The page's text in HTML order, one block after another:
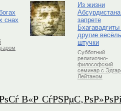
снах
Из жизни
запрете
Бхагавадгиты
другие
штучки
Субботний
религиозно-
философский
семинар с
Лейтаном
В«Р